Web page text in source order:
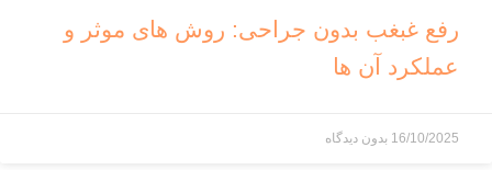
رفع غبغب بدون جراحی: روش های موثر و
عملکرد آن ها
16/10/2025 بدون دیدگاه